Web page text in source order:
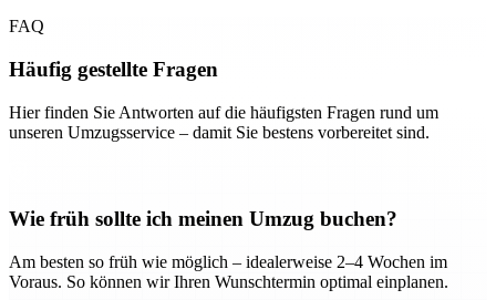
FAQ
Häufig gestellte Fragen
Hier finden Sie Antworten auf die häufigsten Fragen rund um
unseren Umzugsservice – damit Sie bestens vorbereitet sind.
Wie früh sollte ich meinen Umzug buchen?
Am besten so früh wie möglich – idealerweise 2–4 Wochen im
Voraus. So können wir Ihren Wunschtermin optimal einplanen.